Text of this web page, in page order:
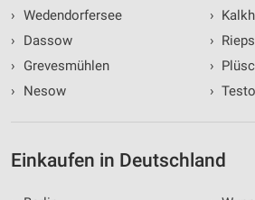
› Wedendorfersee
›
Dassow
›
Grevesmühlen
›
Nesow
›
› Rieps
›
›
Einkaufen in Deutschland